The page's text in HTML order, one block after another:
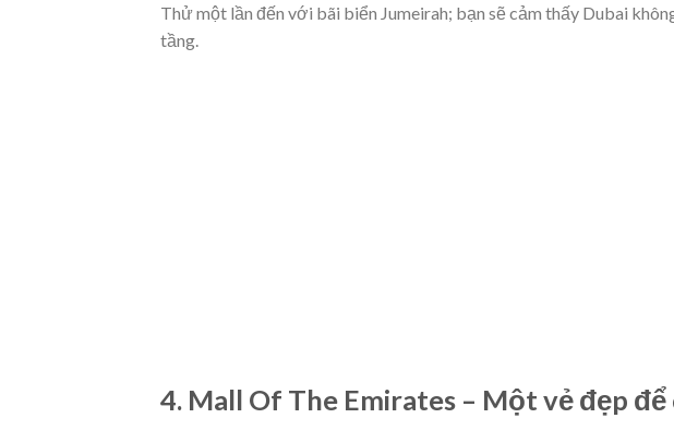
Thử một lần đến với bãi biển Jumeirah; bạn sẽ cảm thấy Dubai
tầng.
4. Mall Of The Emirates – Một vẻ đẹp